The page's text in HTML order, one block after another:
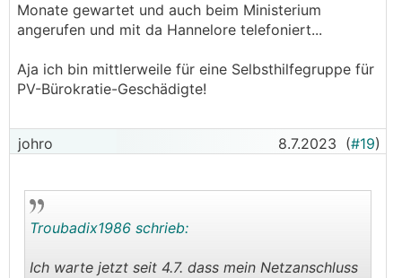
Monate gewartet und auch beim Ministerium
angerufen und mit da Hannelore telefoniert...
Aja ich bin mittlerweile für eine Selbsthilfegruppe für
PV-Bürokratie-Geschädigte!
johro 8.7.2023 (#19)
Troubadix1986 schrieb:
Ich warte jetzt seit 4.7. dass mein Netzanschluss